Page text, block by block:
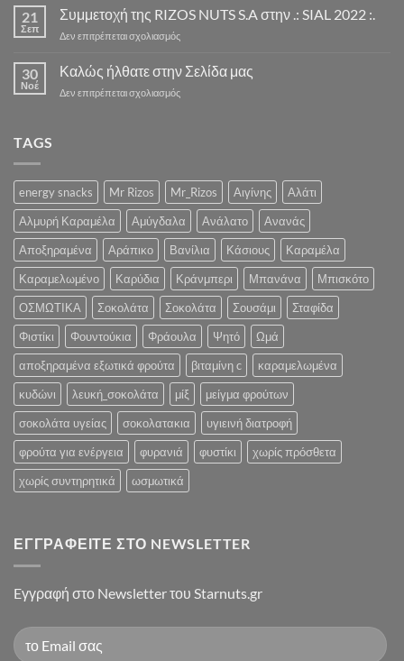
ΝΕΑ
ΣΕΖΟΝ
ΣΟΚΟΛΑΤΑΣ
ΣΥΝΤΟΜΑ
Λαχταριστό
και
την
Ψυχολογία
σας»
21
Σεπ
Συμμετοχή της RIZOS NUTS S.A στην .: SIAL 2022 :.
Δεν επιτρέπεται σχολιασμόςστο
της
RIZOS
NUTS
:.
30
Νοέ
Καλώς ήλθατε στην Σελίδα μας
Δεν επιτρέπεται σχολιασμόςστο
TAGS
energy snacks Mr Rizos Mr_Rizos Αιγίνης
Αλάτι
Αλμυρή Καραμέλα
Αμύγδαλα Ανάλατο
Ανανάς
Αποξηραμένα
Αράπικο Βανίλια Κάσιους
Καραμέλα
Καραμελωμένο
Καρύδια Κράνμπερι Μπανάνα
Μπισκότο
ΟΣΜΩΤΙΚΑ
Σοκολάτα Σοκολάτα Σουσάμι
Σταφίδα
Φιστίκι
Φουντούκια Φράουλα Ψητό
Ωμά
αποξηραμένα εξωτικά φρούτα
βιταμίνη c
καραμελωμένα
κυδώνι
λευκή_σοκολάτα μίξ
μείγμα φρούτων
σοκολάτα υγείας
σοκολατακια
υγιεινή διατροφή
φρούτα για ενέργεια
φυρανιά φυστίκι
χωρίς πρόσθετα
χωρίς συντηρητικά
ωσμωτικά
ΕΓΓΡΑΦΕΊΤΕ ΣΤΟ NEWSLETTER
Eγγραφή στο Newsletter του Starnuts.gr